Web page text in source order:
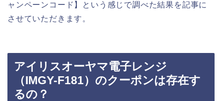
ャンペーンコード】という感じで調べた結果を記事に
させていただきます。
アイリスオーヤマ電子レンジ
（IMGY-F181）のクーポンは存在す
るの？